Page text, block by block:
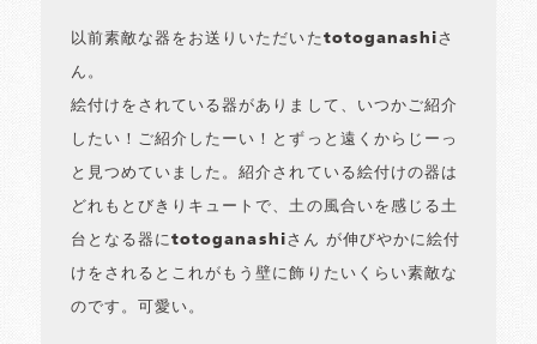
以前素敵な器をお送りいただいたtotoganashiさ
ん。
絵付けをされている器がありまして、いつかご紹介
したい！ご紹介したーい！とずっと遠くからじーっ
と見つめていました。紹介されている絵付けの器は
どれもとびきりキュートで、土の風合いを感じる土
台となる器にtotoganashiさん が伸びやかに絵付
けをされるとこれがもう壁に飾りたいくらい素敵な
のです。可愛い。